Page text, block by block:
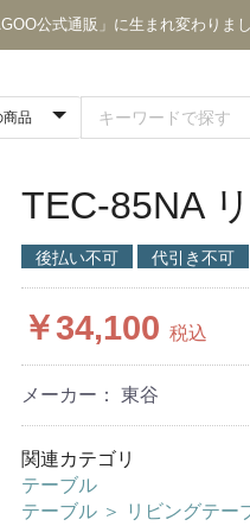
公式通販」に生まれ変わりまし
TEC-85NA
後払い不可 代引き不可
￥34,100 税込
メーカー： 東谷
関連カテゴリ
テーブル
テーブル ＞
リビングテー